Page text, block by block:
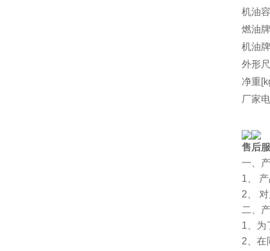
机油
燃油
机油
外形
净重
厂家
售后
一、
1、
2、
二、
1、为
2、在